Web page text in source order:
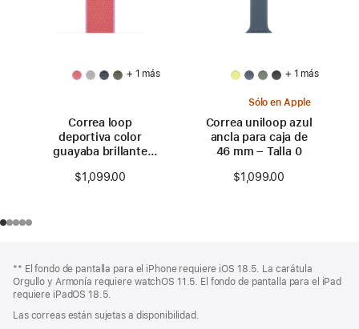
+ 1 más
Correa loop
deportiva color
guayaba brillante
$1,099.00
+ 1 más
Sólo en Apple
Correa uniloop azul
ancla para caja de
46 mm – Talla 0
$1,099.00
de
página
a
pie
página
** El fondo de pantalla para el iPhone requiere iOS 18.5. La carátula
Orgullo y Armonía requiere watchOS 11.5. El fondo de pantalla para el iPad
requiere iPadOS 18.5.
Las correas están sujetas a disponibilidad.